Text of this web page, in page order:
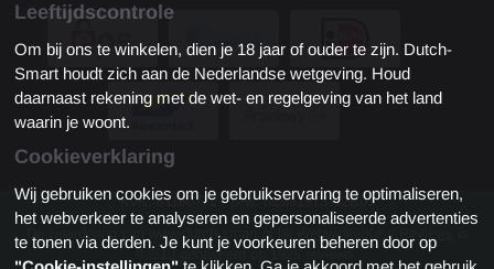
KvK: 81180772 - Btw: NL861973112B01
De waardering van www.dutch-smart.nl bij
WebwinkelKeur Reviews
9.2/10 gebaseerd op 1825 reviews.
Leeftijdscontrole
Om bij ons te winkelen, dien je 18 jaar of ouder te zijn. Dutch-
Smart houdt zich aan de Nederlandse wetgeving. Houd
daarnaast rekening met de wet- en regelgeving van het land
waarin je woont.
Cookieverklaring
Wij gebruiken cookies om je gebruikservaring te optimaliseren,
het webverkeer te analyseren en gepersonaliseerde advertenties
te tonen via derden. Je kunt je voorkeuren beheren door op